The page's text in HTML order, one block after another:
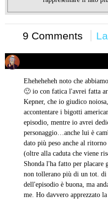
9 Comments
detto:
Eheheheheh noto che
🙂 io con fatica l'avrei fatta
Kepner, che io giudico
accontentare i bigotti
episodio, mentre io avrei
personaggio…anche lui è
dato più peso anche al
(oltre alla caduta che viene
Shonda l'ha fatto per
non tollerano più di un tot.
dell'episodio è buona, ma
me. Ho davvero apprezzato